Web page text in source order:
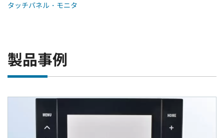
タッチパネル・モニタ
製品事例